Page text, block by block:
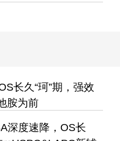
长久“珂”期，强效
胺为前
深度速降，OS长